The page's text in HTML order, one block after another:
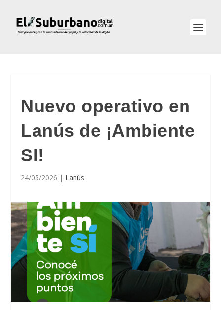
Nuevo operativo en
Lanús de ¡Ambiente
SI!
24/05/2026 | Lanús